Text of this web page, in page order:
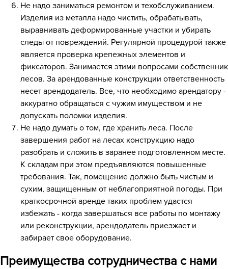
Не надо заниматься ремонтом и техобслуживанием.
Изделия из металла надо чистить, обрабатывать,
выравнивать деформированные участки и убирать
следы от повреждений. Регулярной процедурой также
является проверка крепежных элементов и
фиксаторов. Занимается этими вопросами собственник
лесов. За арендованные конструкции ответственность
несет арендодатель. Все, что необходимо арендатору -
аккуратно обращаться с чужим имуществом и не
допускать поломки изделия.
Не надо думать о том, где хранить леса. После
завершения работ на лесах конструкцию надо
разобрать и сложить в заранее подготовленном месте.
К складам при этом предъявляются повышенные
требования. Так, помещение должно быть чистым и
сухим, защищенным от неблагоприятной погоды. При
краткосрочной аренде таких проблем удастся
избежать - когда завершаться все работы по монтажу
или реконструкции, арендодатель приезжает и
забирает свое оборудование.
Преимущества сотрудничества с нами